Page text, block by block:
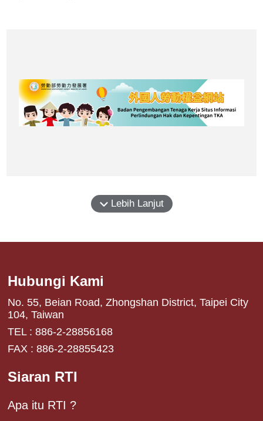
Lebih Lanjut
Hubungi Kami
No. 55, Beian Road, Zhongshan District, Taipei City
104, Taiwan
TEL : 886-2-28856168
FAX : 886-2-28855423
Siaran RTI
Apa itu RTI ?